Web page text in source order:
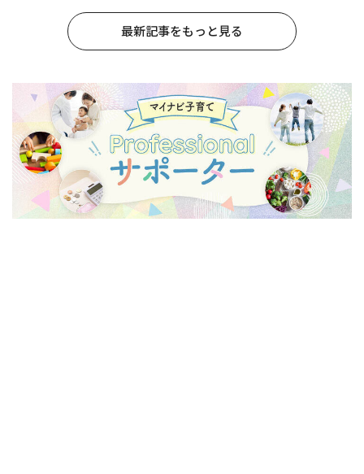
最新記事をもっと見る